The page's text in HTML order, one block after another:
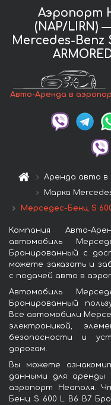
Аэропорт
(NAP/LIRN)
Mercedes-Benz
Авто-Аренда в
Аренда авто в
Марка
Мерседес-Бенц S
Компания Авто-
автомобиль
Бронированный с
можете заказать и
с подачей авто в
Автомобиль
Бронированный
Все автомобили
электроникой,
безопасности и
дорогам.
Вы можете
данными для аренды
аэропорт Неаполя.
Бенц S 600 L B6 B7